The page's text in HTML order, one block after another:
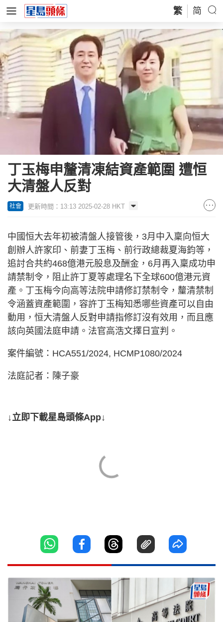
繁 简
丁玉梅申釐清凍結資產範圍 遭恒
大清盤人反對
社會 更新時間：13:13 2025-02-28 HKT
中國恒大去年初被清盤人接管後，3月中入稟向恒大
創辦人許家印、前妻丁玉梅、前行政總裁夏海鈞等，
追討合共約468億港元股息及酬金，6月再入稟成功申
請禁制令，阻止許丁夏等處理名下全球600億港元資
產。丁玉梅今向高等法院申請修訂禁制令，釐清禁制
令涵蓋資產範圍，容許丁玉梅知悉哪些資產可以自由
動用，恒大清盤人反對申請指修訂沒有效用，而且應
該向英國法庭申請。法官高浩文擇日宣判。
案件編號：HCA551/2024, HCMP1080/2024
法庭記者：陳子豪
↓立即下載星島頭條App↓